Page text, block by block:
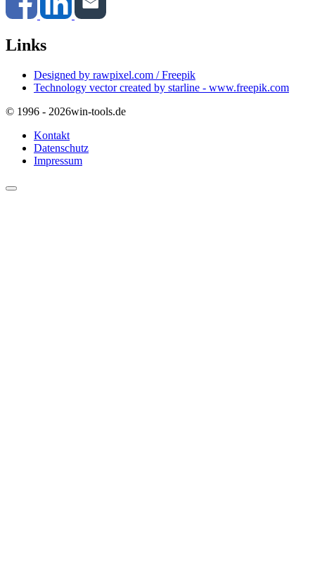
Links
Designed by rawpixel.com / Freepik
Technology vector created by starline - www.freepik.com
© 1996 - 2026win-tools.de
Kontakt
Datenschutz
Impressum